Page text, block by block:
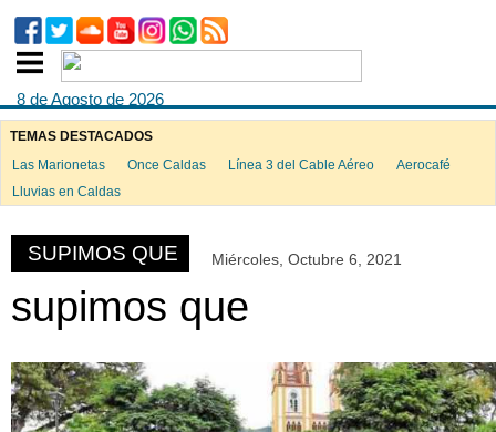
8 de Agosto de 2026
TEMAS DESTACADOS
Las Marionetas
Once Caldas Línea 3 del Cable Aéreo
Aerocafé
Lluvias en Caldas
SUPIMOS QUE Miércoles, Octubre 6, 2021
supimos que